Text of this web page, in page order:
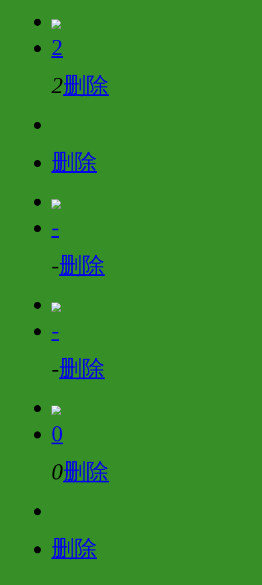
2
2删除
删除
-
-删除
-
-删除
0
0删除
删除